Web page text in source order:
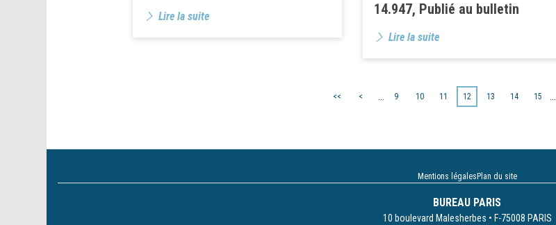
Lire la suite
14.947, Publié au bulletin
Lire la suite
<< < ... 9 10 11 12 13 14 15 ...
Mentions légales Plan du site
BUREAU PARIS
10 boulevard Malesherbes • F-75008 PARIS